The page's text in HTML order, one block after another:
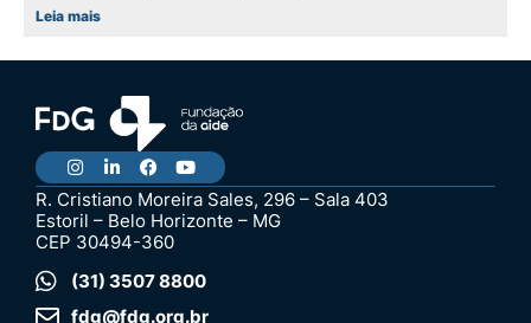
Leia mais
R. Cristiano Moreira Sales, 296 – Sala 403
Estoril – Belo Horizonte – MG
CEP 30494-360
(31) 3507 8800
fdg@fdg.org.br